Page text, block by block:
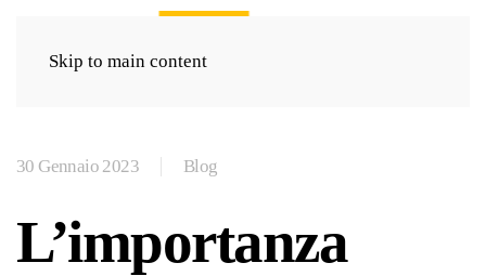
Skip to main content
30 Gennaio 2023 Blog
L’importanza